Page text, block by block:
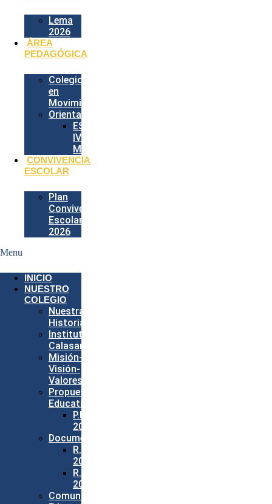
Lema
2026
ÁREA
PEDAGÓGICA
Colegio
en
Movimiento
Orientación
ESPECIAL
IV
MEDIOS
CONVIVENCIA
ESCOLAR
Plan
Convivencia
Escolar
2026
Menu
INICIO
NUESTRO
COLEGIO
Nuestra
Historia
Instituto
Calasancio
Misión-
Visión-
Valores
Propuesta
Educativa
P.E.I.
2026
Documentos
R.I.E.
2026
R.E.P.
2026
Comunidad